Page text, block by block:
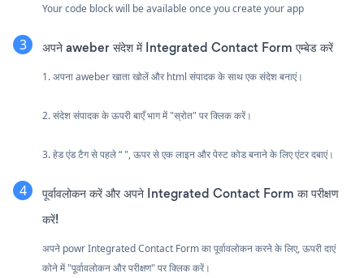
Your code block will be available once you create your app
अपने aweber संदेश में Integrated Contact Form एम्बेड करें
1. अपना aweber खाता खोलें और html संपादक के साथ एक संदेश बनाएं।
2. संदेश संपादक के ऊपरी बाएँ भाग में "स्रोत" पर क्लिक करें।
3. हेड एंड टैग से पहले “ ", ऊपर से एक लाइन और पेस्ट कोड बनाने के लिए एंटर दबाएं।
पूर्वावलोकन करें और अपने Integrated Contact Form का परीक्षण
करें!
अपने powr Integrated Contact Form का पूर्वावलोकन करने के लिए, ऊपरी दाएं
कोने में "पूर्वावलोकन और परीक्षण" पर क्लिक करें।